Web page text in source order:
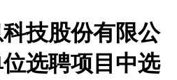
技股份有限公
选聘项目中选